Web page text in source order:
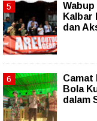
Kalbar
dan
Camat
Bola
dalam